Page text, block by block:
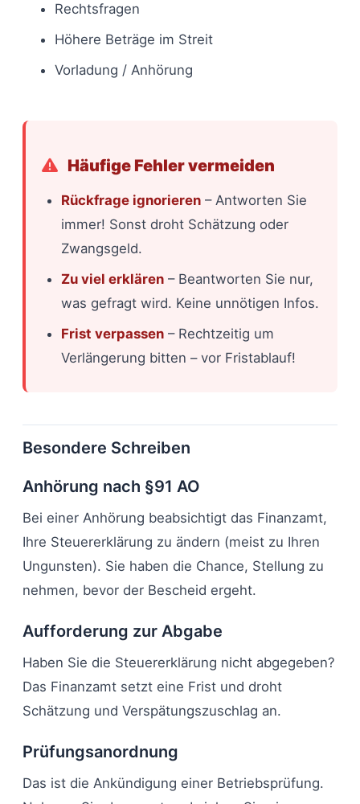
Rechtsfragen
Höhere Beträge im Streit
Vorladung / Anhörung
Häufige Fehler vermeiden
Rückfrage ignorieren – Antworten Sie
immer! Sonst droht Schätzung oder
Zwangsgeld.
Zu viel erklären – Beantworten Sie nur,
was gefragt wird. Keine unnötigen Infos.
Frist verpassen – Rechtzeitig um
Verlängerung bitten – vor Fristablauf!
Besondere Schreiben
Anhörung nach §91 AO
Bei einer Anhörung beabsichtigt das Finanzamt,
Ihre Steuererklärung zu ändern (meist zu Ihren
Ungunsten). Sie haben die Chance, Stellung zu
nehmen, bevor der Bescheid ergeht.
Aufforderung zur Abgabe
Haben Sie die Steuererklärung nicht abgegeben?
Das Finanzamt setzt eine Frist und droht
Schätzung und Verspätungszuschlag an.
Prüfungsanordnung
Das ist die Ankündigung einer Betriebsprüfung.